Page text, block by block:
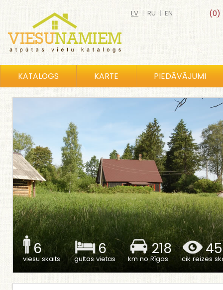
(0)
LV | RU | EN
KATALOGS KARTE PIEDĀVĀJUMI
6
viesu skaits
6
gultas vietas
218
km no Rīgas cik reizes